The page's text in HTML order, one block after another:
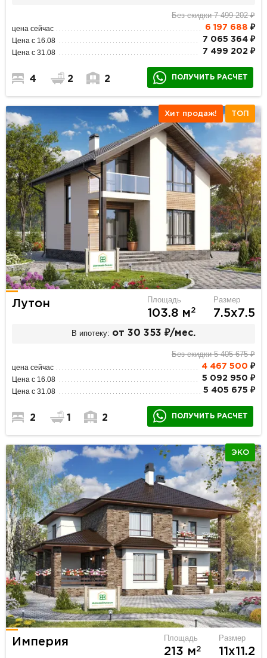
Без скидки 7 499 202 ₽
цена сейчас 6 197 688 ₽
Цена с 16.08 7 065 364 ₽
Цена с 31.08 7 499 202 ₽
4 2 2 ПОЛУЧИТЬ РАСЧЕТ
Хит продаж! ТОП
Лутон Площадь
103.8 м2
Размер
7.5х7.5
В ипотеку: от 30 353 ₽/мес.
Без скидки 5 405 675 ₽
цена сейчас 4 467 500 ₽
Цена с 16.08 5 092 950 ₽
Цена с 31.08 5 405 675 ₽
2 1 2 ПОЛУЧИТЬ РАСЧЕТ
ЭКО
Империя Площадь
213 м2
Размер
11х11.2